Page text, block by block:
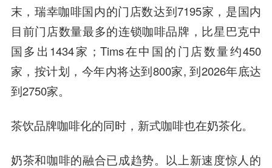
末，瑞幸咖啡国内的门店数达到7195家，是国内
目前门店数量最多的连锁咖啡品牌，比星巴克中
国多出1434家；Tims在中国的门店数量约450
家，按计划，今年内将达到800家, 到2026年底达
到2750家。
茶饮品牌咖啡化的同时，新式咖啡也在奶茶化。
奶茶和咖啡的融合已成趋势。以上新速度惊人的